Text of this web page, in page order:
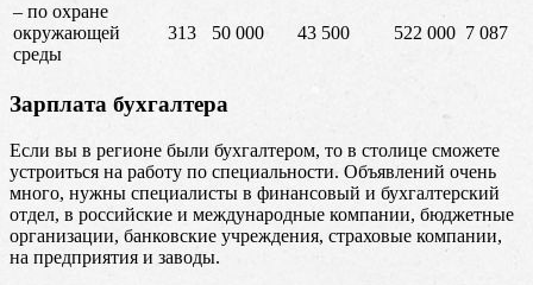
– по охране
окружающей
среды
313 50 000 43 500 522 000 7 087
Зарплата бухгалтера
Если вы в регионе были бухгалтером, то в столице сможете
устроиться на работу по специальности. Объявлений очень
много, нужны специалисты в финансовый и бухгалтерский
отдел, в российские и международные компании, бюджетные
организации, банковские учреждения, страховые компании,
на предприятия и заводы.